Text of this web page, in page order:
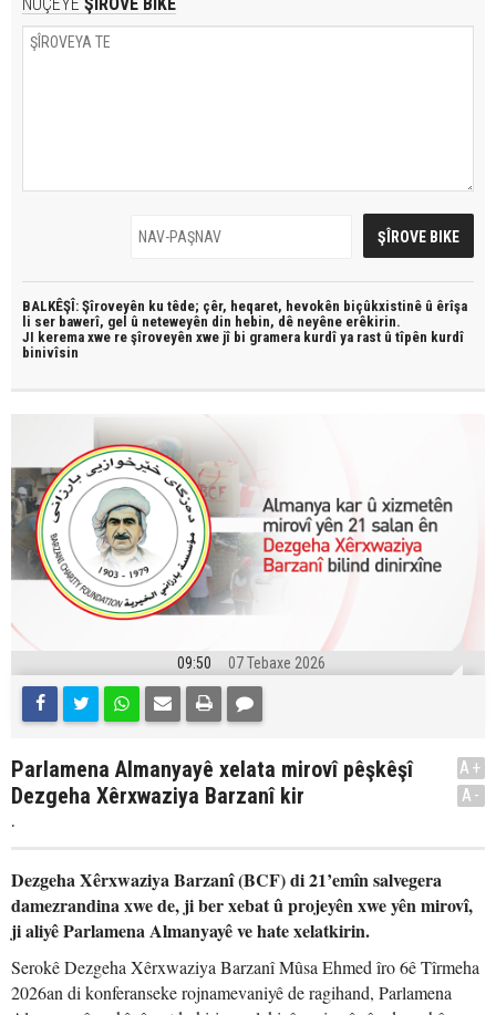
BALKÊŞÎ: Şîroveyên ku têde; çêr, heqaret, hevokên biçûkxistinê û êrîşa
li ser bawerî, gel û neteweyên din hebin, dê neyêne erêkirin.
JI kerema xwe re şîroveyên xwe jî bi gramera kurdî ya rast û tîpên kurdî
binivîsin
09:50 07 Tebaxe 2026
Parlamena Almanyayê xelata mirovî pêşkêşî
Dezgeha Xêrxwaziya Barzanî kir
.
A+
A-
Dezgeha Xêrxwaziya Barzanî (BCF) di 21’emîn salvegera
damezrandina xwe de, ji ber xebat û projeyên xwe yên mirovî,
ji aliyê Parlamena Almanyayê ve hate xelatkirin.
Serokê Dezgeha Xêrxwaziya Barzanî Mûsa Ehmed îro 6ê Tîrmeha
2026an di konferanseke rojnamevaniyê de ragihand, Parlamena